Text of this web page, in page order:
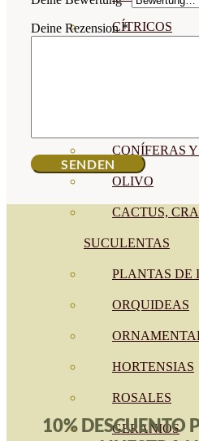
CÍTRICOS
CONÍFERAS Y
OLIVO
CACTUS,
SUCULENTAS
PLANTAS DE
ORQUIDEAS
HORTENSIAS
ROSALES
GERANIOS
Deine Rezension*
10% DESCUENTO